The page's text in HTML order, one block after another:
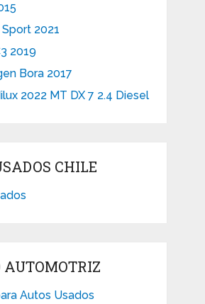
2021
2019
Bora 2017
2022 MT DX 7 2.4 Diesel
CHILE
AUTOMOTRIZ
Autos Usados